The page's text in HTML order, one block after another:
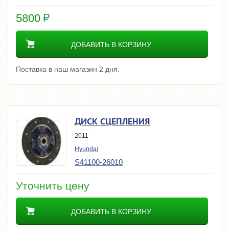
5800
ДОБАВИТЬ В КОРЗИНУ
Поставка в наш магазин 2 дня.
ДИСК СЦЕПЛЕНИЯ
2011-
Hyundai
S41100-26010
Уточнить цену
ДОБАВИТЬ В КОРЗИНУ